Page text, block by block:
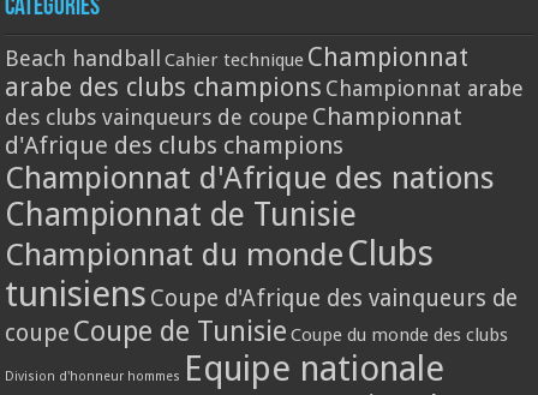
Catégories
Beach handball Cahier technique Championnat
arabe des clubs champions Championnat arabe
des clubs vainqueurs de coupe Championnat
d'Afrique des clubs champions
Championnat d'Afrique des nations
Championnat de Tunisie
Championnat du monde Clubs
tunisiens Coupe d'Afrique des vainqueurs de
coupe Coupe de Tunisie Coupe du monde des clubs
Division d'honneur hommes Equipe nationale